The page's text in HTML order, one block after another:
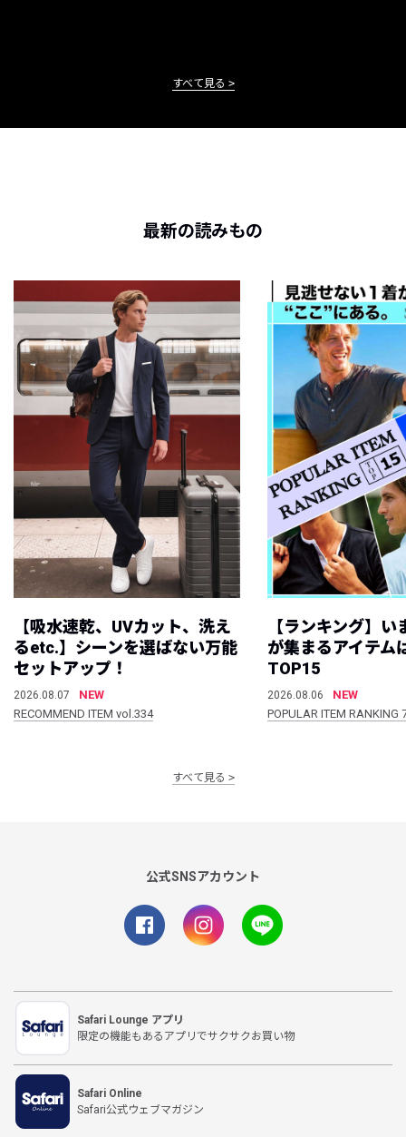
すべて見る
最新の読みもの
【吸水速乾、UVカット、洗え
るetc.】シーンを選ばない万能
セットアップ！
2026.08.07
NEW
RECOMMEND ITEM vol.334
【ランキング】
が集まるアイテム
TOP15
2026.08.06
NEW
POPULAR ITEM
すべて見る
公式SNSアカウント
Safari Lounge アプリ
限定の機能もあるアプリでサクサクお買い物
Safari Online
Safari公式ウェブマガジン